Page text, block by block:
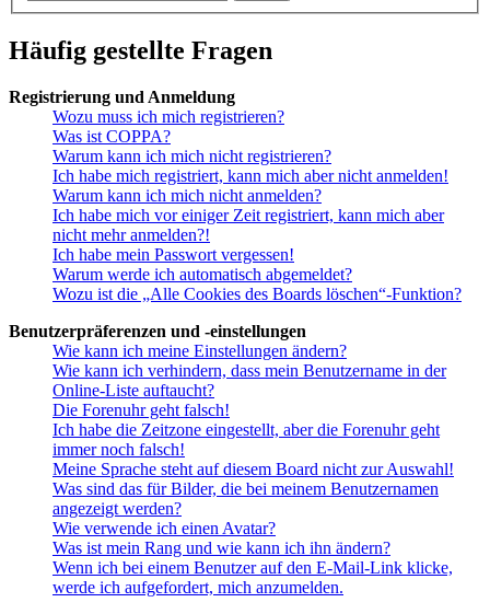
Häufig gestellte Fragen
Registrierung und Anmeldung
Wozu muss ich mich registrieren?
Was ist COPPA?
Warum kann ich mich nicht registrieren?
Ich habe mich registriert, kann mich aber nicht anmelden!
Warum kann ich mich nicht anmelden?
Ich habe mich vor einiger Zeit registriert, kann mich aber
nicht mehr anmelden?!
Ich habe mein Passwort vergessen!
Warum werde ich automatisch abgemeldet?
Wozu ist die „Alle Cookies des Boards löschen“-Funktion?
Benutzerpräferenzen und -einstellungen
Wie kann ich meine Einstellungen ändern?
Wie kann ich verhindern, dass mein Benutzername in der
Online-Liste auftaucht?
Die Forenuhr geht falsch!
Ich habe die Zeitzone eingestellt, aber die Forenuhr geht
immer noch falsch!
Meine Sprache steht auf diesem Board nicht zur Auswahl!
Was sind das für Bilder, die bei meinem Benutzernamen
angezeigt werden?
Wie verwende ich einen Avatar?
Was ist mein Rang und wie kann ich ihn ändern?
Wenn ich bei einem Benutzer auf den E-Mail-Link klicke,
werde ich aufgefordert, mich anzumelden.